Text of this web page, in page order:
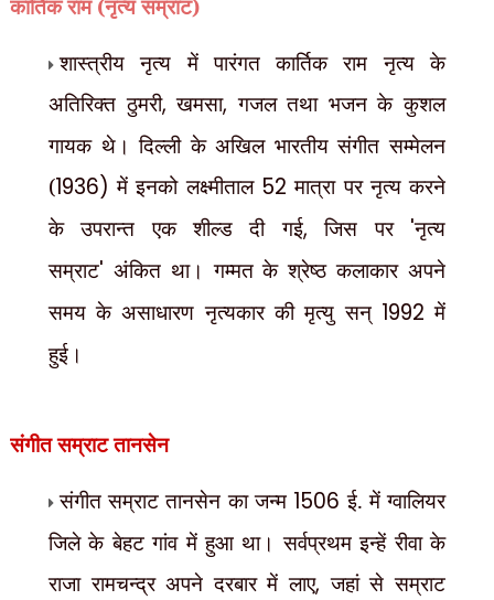
कार्तिक राम (नृत्य सम्राट)
शास्त्रीय नृत्य में पारंगत कार्तिक राम नृत्य के
अतिरिक्त ठुमरी,खमसा,गजल तथा भजन के कुशल
गायक थे। दिल्ली केअखिल भारतीय संगीत सम्मेलन
(1936)में इनको लक्ष्मीताल 52 मात्रा पर नृत्य करने
के उपरान्त एक शील्ड दी गई,जिस पर 'नृत्य
सम्राट' अंकित था। गम्मत के श्रेष्ठ कलाकार अपने
समय के असाधारण नृत्यकार की मृत्यु सन् 1992 में
हुई।
संगीत सम्राट तानसेन
संगीत सम्राट तानसेन का जन्म 1506 ई. में ग्वालियर
जिले के बेहट गांव में हुआ था। सर्वप्रथम इन्हें रीवा के
राजा रामचन्द्र अपने दरबार में लाए,जहां से सम्राट